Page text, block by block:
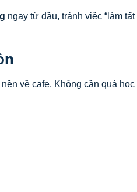
ngay từ đầu, tránh việc “làm tất
về cafe. Không cần quá học